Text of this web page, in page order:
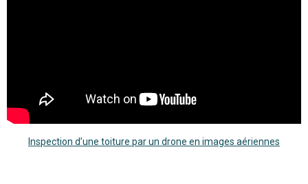
Inspection d’une toiture par un drone en images aériennes